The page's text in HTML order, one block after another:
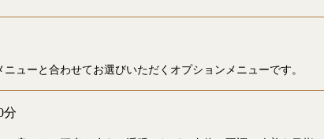
ューと合わせてお選びいただくオプションメニューです。
分